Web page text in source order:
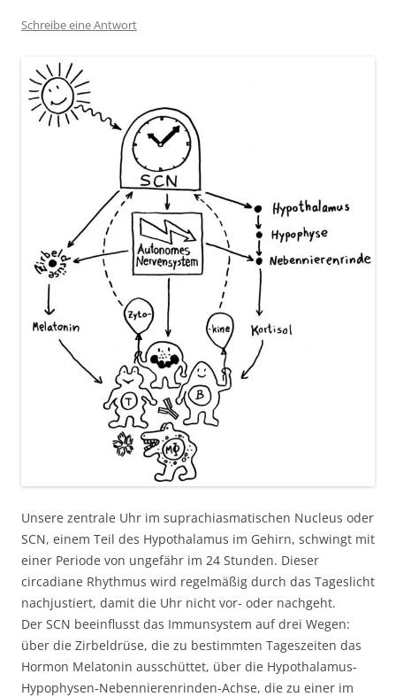
Schreibe eine Antwort
Unsere zentrale Uhr im suprachiasmatischen Nucleus oder
SCN, einem Teil des Hypothalamus im Gehirn, schwingt mit
einer Periode von ungefähr im 24 Stunden. Dieser
circadiane Rhythmus wird regelmäßig durch das Tageslicht
nachjustiert, damit die Uhr nicht vor- oder nachgeht.
Der SCN beeinflusst das Immunsystem auf drei Wegen:
über die Zirbeldrüse, die zu bestimmten Tageszeiten das
Hormon Melatonin ausschüttet, über die Hypothalamus-
Hypophysen-Nebennierenrinden-Achse, die zu einer im